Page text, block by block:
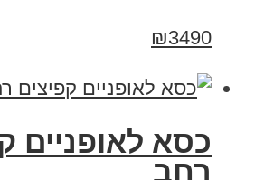
₪3490
כסא לאופניים
רחב